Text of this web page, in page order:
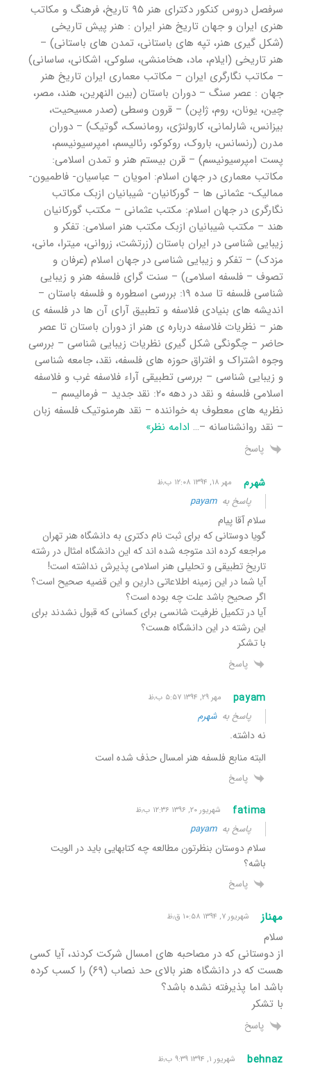
سرفصل دروس کنکور دکترای هنر ۹۵ تاریخ، فرهنگ و مکاتب
هنری ایران و جهان تاریخ هنر ایران : هنر پیش تاریخی
(شکل گیری هنر، تپه های باستانی، تمدن های باستانی) –
هنر تاریخی (ایلام، ماد، هخامنشی، سلوکی، اشکانی، ساسانی)
– مکاتب نگارگری ایران – مکاتب معماری ایران تاریخ هنر
جهان : عصر سنگ – دوران باستان (بین النهرین، هند، مصر،
چین، یونان، روم، ژاپن) – قرون وسطی (صدر مسیحیت،
بیزانس، شارلمانی، کارولنژی، رومانسک، گوتیک) – دوران
مدرن (رنسانس، باروک، روکوکو، رئالیسم، امپرسیونیسم،
پست امپرسیونیسم) – قرن بیستم هنر و تمدن اسلامی:
مکاتب معماری در جهان اسلام: امویان – عباسیان- فاطمیون-
ممالیک- عثمانی ها – گورکانیان- شیبانیان ازبک مکاتب
نگارگری در جهان اسلام: مکتب عثمانی – مکتب گورکانیان
هند – مکتب شیبانیان ازبک مکتب هنر اسلامی: تفکر و
زیبایی شناسی در ایران باستان (زرتشت، زروانی، میترا، مانی،
مزدک) – تفکر و زیبایی شناسی در جهان اسلام (عرفان و
تصوف – فلسفه اسلامی) – سنت گرای فلسفه هنر و زیبایی
شناسی فلسفه تا سده ۱۹: بررسی اسطوره و فلسفه باستان –
اندیشه های بنیادی فلاسفه و تطبیق آرای آن ها در فلسفه ی
هنر – نظریات فلاسفه درباره ی هنر از دوران باستان تا عصر
حاضر – چگونگی شکل گیری نظریات زیبایی شناسی – بررسی
وجوه اشتراک و افتراق حوزه های فلسفه، نقد، جامعه شناسی
و زیبایی شناسی – بررسی تطبیقی آراء فلاسفه غرب و فلاسفه
اسلامی فلسفه و نقد در دهه ۲۰: نقد جدید – فرمالیسم –
نظریه های معطوف به خواننده – نقد هرمنوتیک فلسفه زبان
– نقد روانشناسانه –… ادامه نظر»
پاسخ
شهرم مهر ۱۸, ۱۳۹۴ ۱۲:۰۸ ب٫ظ
پاسخ بهpayam
سلام آقا پیام
گویا دوستانی که برای ثبت نام دکتری به دانشگاه هنر تهران
مراجعه کرده اند متوجه شده اند که این دانشگاه امثال در رشته
تاریخ تطبیقی و تحلیلی هنر اسلامی پذیرش نداشته است!
آیا شما در این زمینه اطلاعاتی دارین و این قضیه صحیح است؟
اگر صحیح باشد علت چه بوده است؟
آیا در تکمیل ظرفیت شانسی برای کسانی که قبول نشدند برای
این رشته در این دانشگاه هست؟
با تشکر
پاسخ
payam مهر ۲۹, ۱۳۹۴ ۵:۵۷ ب٫ظ
پاسخ بهشهرم
نه داشته.
البته منابع فلسفه هنر امسال حذف شده است
پاسخ
fatima شهریور ۲۰, ۱۳۹۶ ۱۲:۳۶ ب٫ظ
پاسخ بهpayam
سلام دوستان بنظرتون مطالعه چه کتابهایی باید در الویت
باشه؟
پاسخ
مهناز شهریور ۷, ۱۳۹۴ ۱۰:۵۸ ق٫ظ
سلام
از دوستانی که در مصاحبه های امسال شرکت کردند، آیا کسی
هست که در دانشگاه هنر بالای حد نصاب (۶۹) را کسب کرده
باشد اما پذیرفته نشده باشد؟
با تشکر
پاسخ
behnaz شهریور ۱, ۱۳۹۴ ۹:۳۹ ب٫ظ